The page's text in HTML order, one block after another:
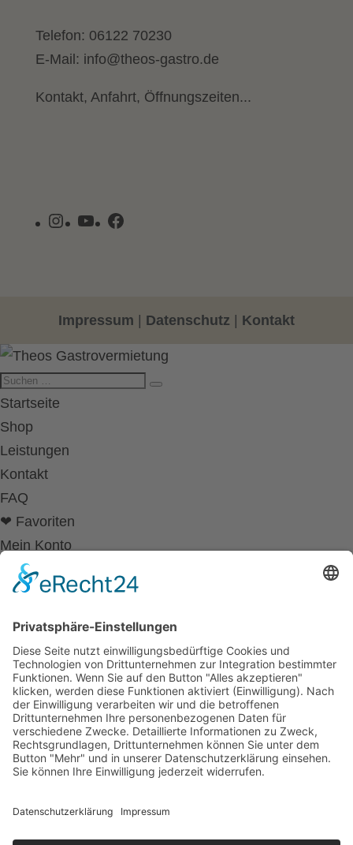
Telefon: 06122 70230
E-Mail: info@theos-gastro.de
Kontakt, Anfahrt, Öffnungszeiten...
Instagram
YouTubeFacebook
Impressum Datenschutz Kontakt
Startseite
Shop
Leistungen
Kontakt
FAQ
❤ Favoriten
Mein Konto
Betriebsferien
Wir befinden uns vom
19.12.2025 bis einschließlich 07.01.2026
in unseren Betriebsferien.
In dieser Zeit werden Anfragen
kann es zu Verzögerungen bei der
Beantwortung kommen.